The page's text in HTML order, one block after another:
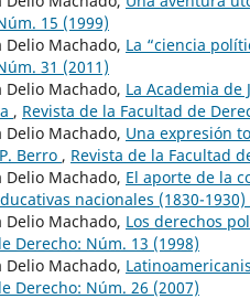
15 (1999)
Delio Machado, La “ciencia
31 (2011)
Delio Machado, La Academia
, Revista de la Facultad de
Delio Machado, Una expresión
Berro , Revista de la Facultad
Delio Machado, El aporte de la
nacionales (1830-1930)
Delio Machado, Los derechos
Derecho: Núm. 13 (1998)
Delio Machado,
Derecho: Núm. 26 (2007)